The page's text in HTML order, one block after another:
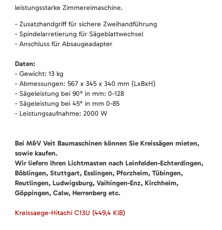
leistungsstarke Zimmereimaschine.
- Zusatzhandgriff für sichere Zweihandführung
- Spindelarretierung für Sägeblattwechsel
- Anschluss für Absaugeadapter
Daten:
- Gewicht: 13 kg
- Abmessungen: 567 x 345 x 340 mm (LxBxH)
- Sägeleistung bei 90° in mm: 0-128
- Sägeleistung bei 45° in mm 0-85
- Leistungsaufnahme: 2000 W
Bei M&V Veit Baumaschinen können Sie Kreissägen mieten,
sowie kaufen.
Wir liefern Ihren Lichtmasten nach Leinfelden-Echterdingen,
Böblingen, Stuttgart, Esslingen, Pforzheim, Tübingen,
Reutlingen, Ludwigsburg, Vaihingen-Enz, Kirchheim,
Göppingen, Calw, Herrenberg etc.
Kreissaege-Hitachi C13U (449,4 KiB)